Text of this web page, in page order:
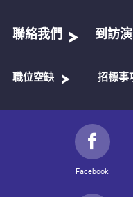
聯絡我們 到訪
職位空缺 招標事
Facebook